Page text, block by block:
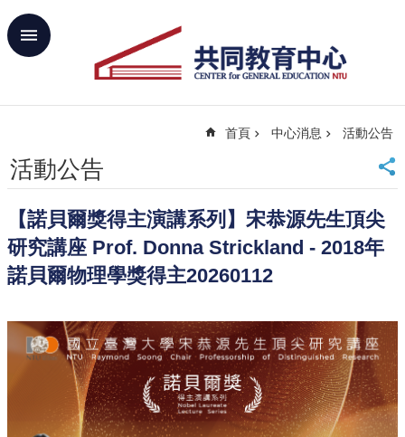
跳到主要內容區塊
進
首
頁
大
首
頁
網
導
覽
聯
首頁 中心消息 活動公告
活動公告
【諾貝爾獎得主演講系列】宋恭源先生頂尖
研究講座 Prof. Donna Strickland - 2018年
諾貝爾物理學獎得主20260112